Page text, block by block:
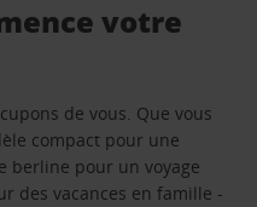
votre
de vous. Que vous
compact pour une
berline pour un voyage
des vacances en famille -